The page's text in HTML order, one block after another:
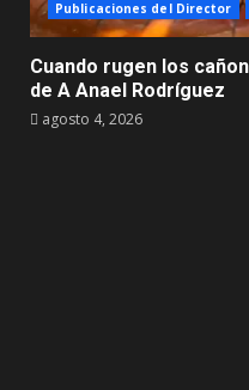
Publicaciones del Director
Cuando rugen los
de A Anael Rodríguez
agosto 4, 2026